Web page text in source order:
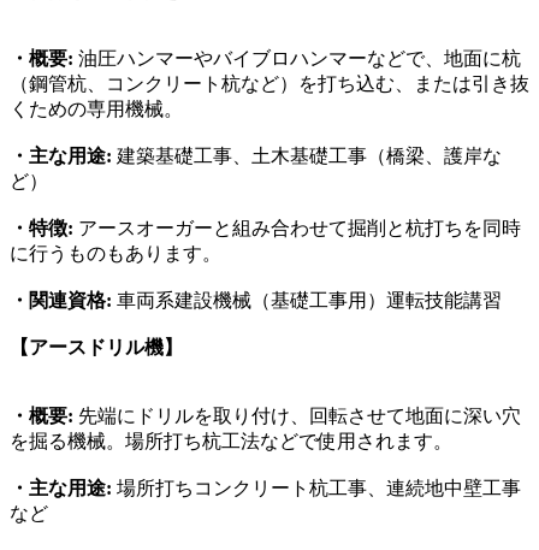
・概要: 油圧ハンマーやバイブロハンマーなどで、地面に杭
（鋼管杭、コンクリート杭など）を打ち込む、または引き抜
くための専用機械。
・主な用途: 建築基礎工事、土木基礎工事（橋梁、護岸な
ど）
・特徴: アースオーガーと組み合わせて掘削と杭打ちを同時
に行うものもあります。
・関連資格: 車両系建設機械（基礎工事用）運転技能講習
【アースドリル機】
・概要: 先端にドリルを取り付け、回転させて地面に深い穴
を掘る機械。場所打ち杭工法などで使用されます。
・主な用途: 場所打ちコンクリート杭工事、連続地中壁工事
など